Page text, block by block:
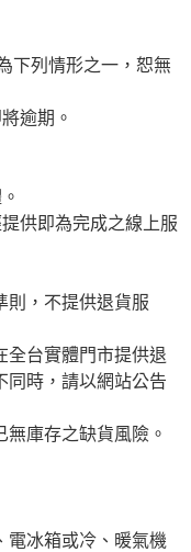
下列情形之一，恕無
逾期。
供即為完成之線上服
則，不提供退貨服
全台實體門市提供退
同時，請以網站公告
無庫存之缺貨風險。
電冰箱或冷、暖氣機